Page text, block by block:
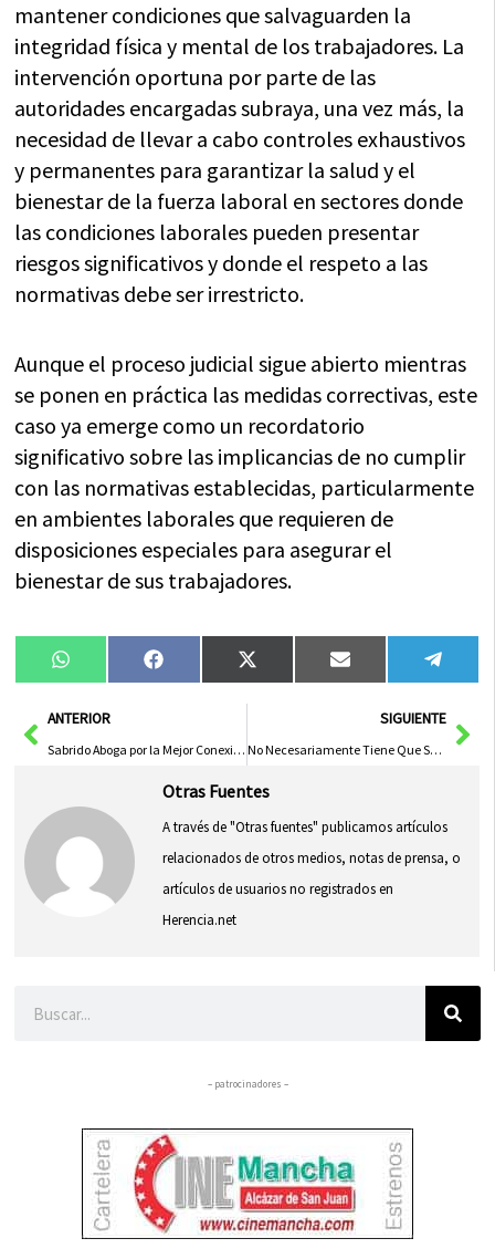
mantener condiciones que salvaguarden la
integridad física y mental de los trabajadores. La
intervención oportuna por parte de las
autoridades encargadas subraya, una vez más, la
necesidad de llevar a cabo controles exhaustivos
y permanentes para garantizar la salud y el
bienestar de la fuerza laboral en sectores donde
las condiciones laborales pueden presentar
riesgos significativos y donde el respeto a las
normativas debe ser irrestricto.
Aunque el proceso judicial sigue abierto mientras
se ponen en práctica las medidas correctivas, este
caso ya emerge como un recordatorio
significativo sobre las implicancias de no cumplir
con las normativas establecidas, particularmente
en ambientes laborales que requieren de
disposiciones especiales para asegurar el
bienestar de sus trabajadores.
Compartir
en
WhatsAppCompartir
en
FacebookCompartir
en
X
(Twitter)
Compartir
en
Email
en
AntANTERIOR
Sabrido Aboga por la Mejor Conexión Ferroviaria para Alcázar y Manzanares y No Descarta la Liberación de la AP-41
SIGUIENTE
No Necesariamente Tiene Que Ser Tolón: Alternativas Sorprendentes
Otras Fuentes
A través de "Otras fuentes" publicamos artículos
relacionados de otros medios, notas de prensa, o
artículos de usuarios no registrados en
Herencia.net
– patrocinadores –